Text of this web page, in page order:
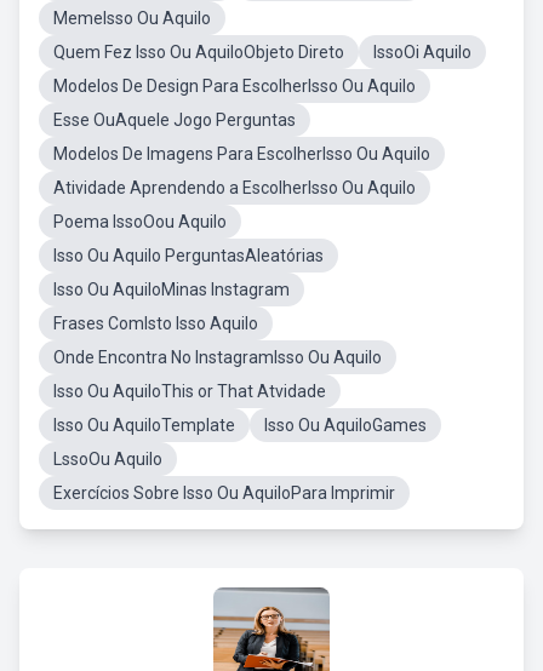
MemeIsso Ou Aquilo
Quem Fez Isso Ou AquiloObjeto Direto
IssoOi Aquilo
Modelos De Design Para EscolherIsso Ou Aquilo
Esse OuAquele Jogo Perguntas
Modelos De Imagens Para EscolherIsso Ou Aquilo
Atividade Aprendendo a EscolherIsso Ou Aquilo
Poema IssoOou Aquilo
Isso Ou Aquilo PerguntasAleatórias
Isso Ou AquiloMinas Instagram
Frases ComIsto Isso Aquilo
Onde Encontra No InstagramIsso Ou Aquilo
Isso Ou AquiloThis or That Atvidade
Isso Ou AquiloTemplate
Isso Ou AquiloGames
LssoOu Aquilo
Exercícios Sobre Isso Ou AquiloPara Imprimir